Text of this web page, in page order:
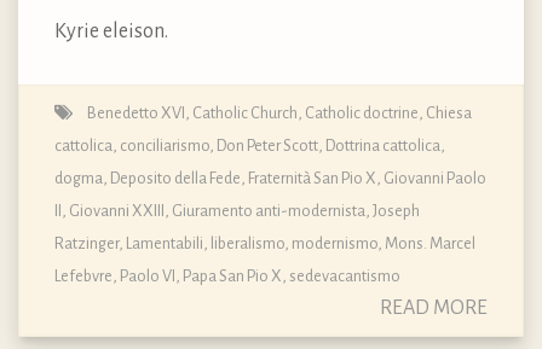
Kyrie eleison.
Benedetto XVI Catholic Church Catholic doctrine Chiesa
cattolica conciliarismo Don Peter Scott Dottrina cattolica,
dogma, Deposito della Fede Fraternità San Pio X Giovanni Paolo
II Giovanni XXIII Giuramento anti-modernista Joseph
Ratzinger, Lamentabili liberalismo modernismo Mons. Marcel
Lefebvre Paolo VI Papa San Pio X sedevacantismo
READ MORE